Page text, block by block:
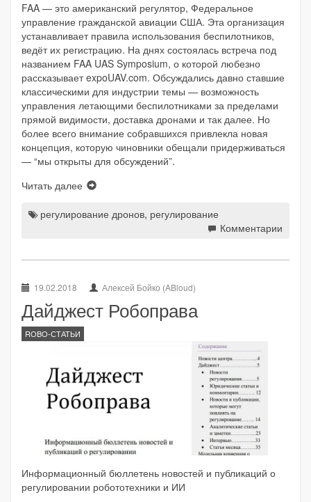
FAA — это американский регулятор, Федеральное
управление гражданской авиации США. Эта организация
устанавливает правила использования беспилотников,
ведёт их регистрацию. На днях состоялась встреча под
названием FAA UAS Symposium, о которой любезно
рассказывает expoUAV.com. Обсуждались давно ставшие
классическими для индустрии темы — возможность
управления летающими беспилотниками за пределами
прямой видимости, доставка дронами и так далее. Но
более всего внимание собравшихся привлекла новая
концепция, которую чиновники обещали придерживаться
— “мы открыты для обсуждений”.
Читать далее
регулирование дронов, регулирование
Комментарии
19.02.2018 Алексей Бойко (ABloud)
Дайджест Робоправа
ROBO-СТАТЬИ
Информационный бюллетень новостей и публикаций о
регулировании робототехники и ИИ